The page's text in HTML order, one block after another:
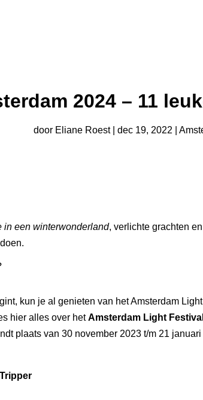
2024 – 11
door Eliane Roest| dec 19, 2022
in een winterwonderland, verlichte grachten
kun je al genieten van het Amsterdam
hier alles over hetAmsterdam Light
plaats van 30 november 2023 t/m 21 januari